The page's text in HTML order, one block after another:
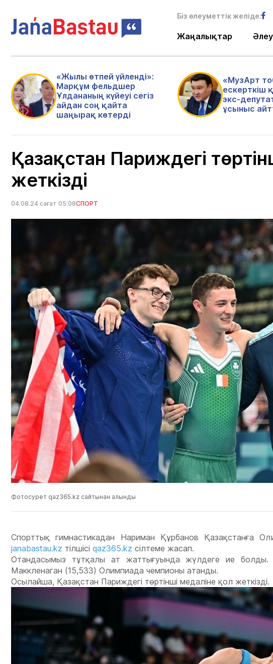
Біз әлеуметтік желіде:
Жаңалықтар
«Жылы өтпей үйленді»:
Марқұм фельдшер
Ұлдананың күйеуі сегіз
айдан соң қайта
шаңырақ көтерді
«МузАрт
ескерткіш
экс-
ұсыныс
Қазақстан Париждегі
жеткізді
04.08.24 сағат 05:08СПОРТ
Фотосурет qaz365.kz сайтынан алынды
Спорттық гимнастикадан Нариман Құрбанов Қазақстанға
janabastau.kz тілшісі qaz365.kz сілтеме жасап.
Отандасымыз тұтқалы ат жаттығуында жүлдеге ие
Маккленаган (15,533) Олимпиада чемпионы атанды.
Осылайша, Қазақстан Париждегі төртінші медаліне қол жеткізді.